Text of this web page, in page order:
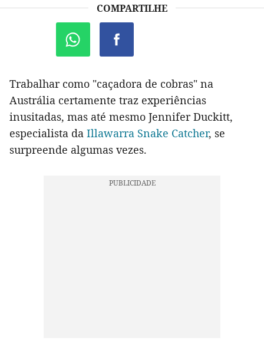
COMPARTILHE
Trabalhar como "caçadora de cobras" na
Austrália certamente traz experiências
inusitadas, mas até mesmo Jennifer Duckitt,
especialista da Illawarra Snake Catcher, se
surpreende algumas vezes.